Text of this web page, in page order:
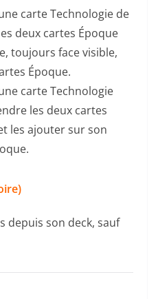
carte Technologie de
deux cartes Époque
toujours face visible,
Époque.
carte Technologie
les deux cartes
les ajouter sur son
depuis son deck, sauf